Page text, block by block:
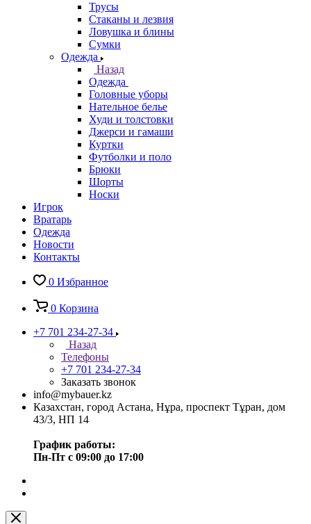
Трусы
Стаканы и лезвия
Ловушка и блины
Сумки
Одежда
Назад
Одежда
Головные уборы
Нательное белье
Худи и толстовки
Джерси и гамаши
Куртки
Футболки и поло
Брюки
Шорты
Носки
Игрок
Вратарь
Одежда
Новости
Контакты
0 Избранное
0 Корзина
+7 701 234-27-34
Назад
Телефоны
+7 701 234-27-34
Заказать звонок
info@mybauer.kz
Казахстан, город Астана, Нұра, проспект Тұран, дом
43/3, НП 14
График работы:
Пн-Пт с 09:00 до 17:00